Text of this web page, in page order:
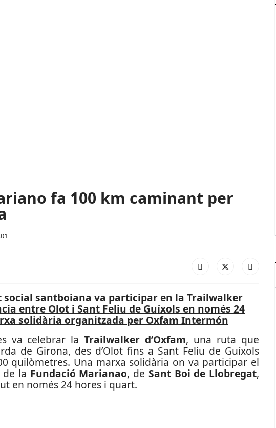
fa 100 km caminant per
social santboiana va participar en la Trailwalker
entre Olot i Sant Feliu de Guíxols en només 24
solidària organitzada per Oxfam Intermón
va celebrar laTrailwalker d’Oxfam, una ruta que
de Girona, des d’Olot fins a Sant Feliu de Guíxols
quilòmetres. Una marxa solidària on va participar el
de la Fundació Marianao, de Sant Boi de Llobregat,
en només 24 hores i quart.